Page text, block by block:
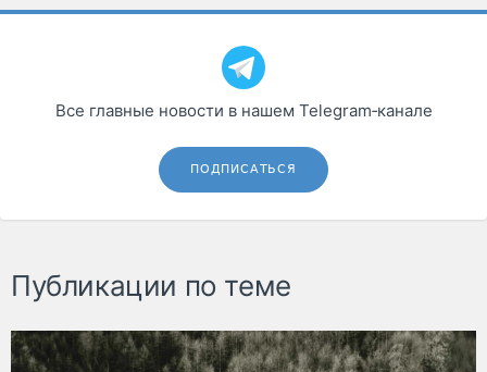
Все главные новости в нашем Telegram‑канале
ПОДПИСАТЬСЯ
Публикации по теме